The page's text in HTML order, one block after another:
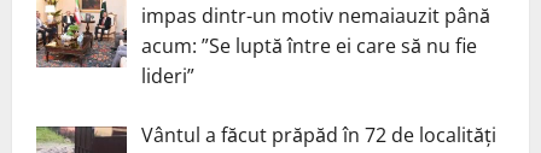
impas dintr-un motiv nemaiauzit până
acum: ”Se luptă între ei care să nu fie
lideri”
Vântul a făcut prăpăd în 72 de localități